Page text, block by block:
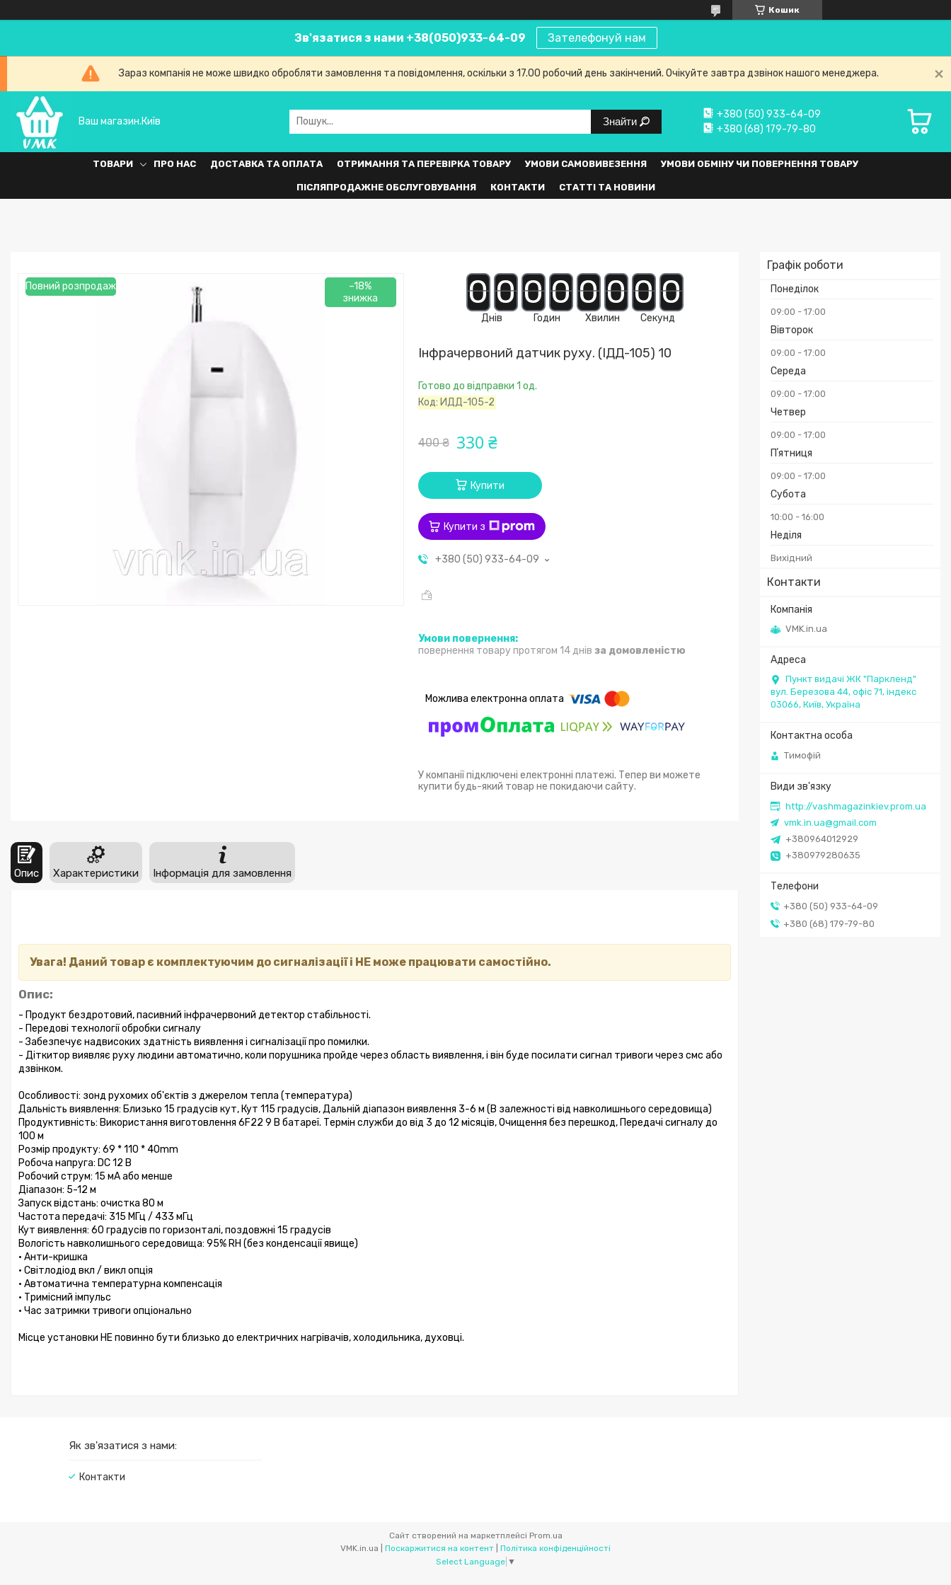
Кошик
Зв'язатися з нами +38(050)933-64-09 Зателефонуй нам
Зараз компанія не може швидко обробляти замовлення та повідомлення, оскільки з 17.00 робочий день закінчений. Очікуйте завтра дзвінок нашого менеджера.
Ваш магазин.Київ Знайти
+380 (50) 933-64-09
+380 (68) 179-79-80
ТОВАРИ ПРО НАС ДОСТАВКА ТА ОПЛАТА ОТРИМАННЯ ТА ПЕРЕВІРКА ТОВАРУ УМОВИ САМОВИВЕЗЕННЯ УМОВИ ОБМІНУ ЧИ ПОВЕРНЕННЯ ТОВАРУ
ПІСЛЯПРОДАЖНЕ ОБСЛУГОВУВАННЯ КОНТАКТИ СТАТТІ ТА НОВИНИ
Графік роботи
Понеділок
09:00 17:00
Вівторок
09:00 17:00
Середа
09:00 17:00
Четвер
09:00 17:00
Пʼятниця
09:00 17:00
Субота
10:00 16:00
Неділя
Вихідний
Контакти
VMK.in.ua
Пункт видачі ЖК "Паркленд"
вул. Березова 44, офіс 71, індекс
03066, Київ, Україна
Тимофій
http://vashmagazinkiev.prom.ua
vmk.in.ua@gmail.com
+380964012929
+380979280635
+380 (50) 933-64-09
+380 (68) 179-79-80
Повний розпродаж –18% 00
Днів
00
Годин
00
Хвилин
00
Секунд
Інфрачервоний датчик руху. (ІДД-105) 10
Готово до відправки 1 од.
Код: ИДД-105-2
400 ₴ 330 ₴
Купити
Купити з
+380 (50) 933-64-09
повернення товару протягом 14 днів за домовленістю
У компанії підключені електронні платежі. Тепер ви можете
купити будь-який товар не покидаючи сайту.
Опис Характеристики Інформація для замовлення
Увага! Даний товар є комплектуючим до сигналізації і НЕ може працювати самостійно.
Опис:
- Продукт бездротовий, пасивний інфрачервоний детектор стабільності.
- Передові технології обробки сигналу
- Забезпечує надвисоких здатність виявлення і сигналізації про помилки.
- Діткитор виявляє руху людини автоматично, коли порушника пройде через область виявлення, і він буде посилати сигнал тривоги через смс або
дзвінком.
Особливості: зонд рухомих об'єктів з джерелом тепла (температура)
Дальність виявлення: Близько 15 градусів кут, Кут 115 градусів, Дальній діапазон виявлення 3-6 м (В залежності від навколишнього середовища)
Продуктивність: Використання виготовлення 6F22 9 В батареї. Термін служби до від 3 до 12 місяців, Очищення без перешкод, Передачі сигналу до
100 м
Розмір продукту: 69 * 110 * 40mm
Робоча напруга: DC 12 В
Робочий струм: 15 мА або менше
Діапазон: 5-12 м
Запуск відстань: очистка 80 м
Частота передачі: 315 МГц / 433 мГц
Кут виявлення: 60 градусів по горизонталі, поздовжні 15 градусів
Вологість навколишнього середовища: 95% RH (без конденсації явище)
• Анти-кришка
• Світлодіод вкл / викл опція
• Автоматична температурна компенсація
• Тримісний імпульс
• Час затримки тривоги опціонально
Місце установки НЕ повинно бути близько до електричних нагрівачів, холодильника, духовці.
Як зв'язатися з нами:
Контакти
Сайт створений на маркетплейсі Prom.ua
Поскаржитися на контент
Політика конфіденційності
Select Language ▼